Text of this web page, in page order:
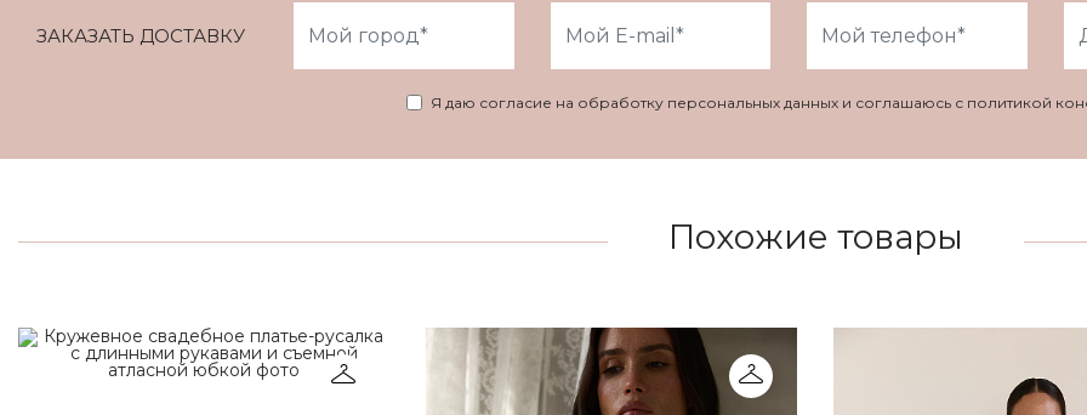
ЗАКАЗАТЬ ДОСТАВКУ
Я даю согласие на обработку персональных данных и соглашаюсь с политикой
Похожие товары